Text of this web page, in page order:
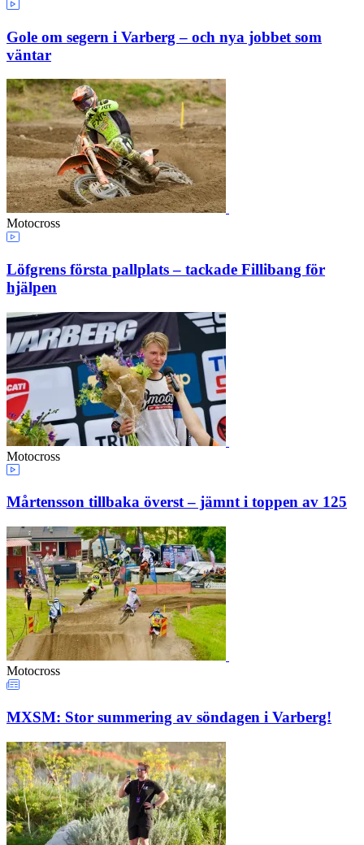
Gole om segern i Varberg – och nya jobbet som
väntar
Motocross
Löfgrens första pallplats – tackade Fillibang för
hjälpen
Motocross
Mårtensson tillbaka överst – jämnt i toppen av 125
Motocross
MXSM: Stor summering av söndagen i Varberg!